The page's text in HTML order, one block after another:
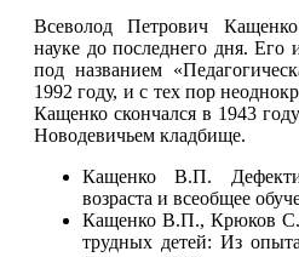
Всеволод Петрович
науке до последнего дня. Его
под названием
1992 году, и с тех пор
Кащенко скончался в 1943
Новодевичьем кладбище.
Кащенко В.П.
возраста и всеобщее
Кащенко В.П., Крюков
трудных детей: Из